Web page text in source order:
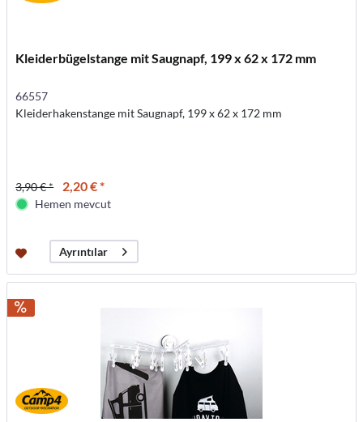
Kleiderbügelstange mit Saugnapf, 199 x 62 x 172 mm
66557
Kleiderhakenstange mit Saugnapf, 199 x 62 x 172 mm
3,90 € * 2,20 € *
Hemen mevcut
Ayrıntılar